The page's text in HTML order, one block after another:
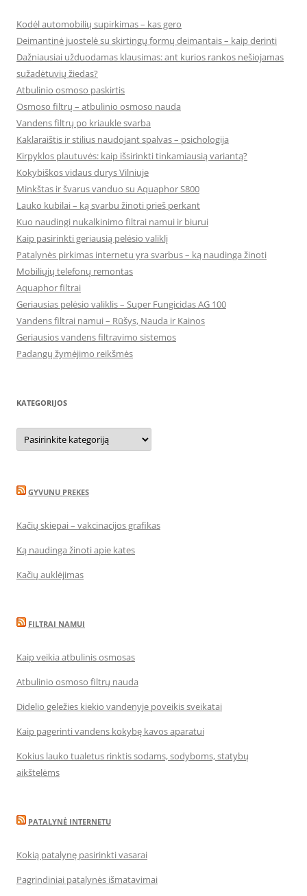
Kodėl automobilių supirkimas – kas gero
Deimantinė juostelė su skirtingų formų deimantais – kaip derinti
Dažniausiai užduodamas klausimas: ant kurios rankos nešiojamas
sužadėtuvių žiedas?
Atbulinio osmoso paskirtis
Osmoso filtrų – atbulinio osmoso nauda
Vandens filtrų po kriaukle svarba
Kaklaraištis ir stilius naudojant spalvas – psichologija
Kirpyklos plautuvės: kaip išsirinkti tinkamiausią variantą?
Kokybiškos vidaus durys Vilniuje
Minkštas ir švarus vanduo su Aquaphor S800
Lauko kubilai – ką svarbu žinoti prieš perkant
Kuo naudingi nukalkinimo filtrai namui ir biurui
Kaip pasirinkti geriausią pelėsio valiklį
Patalynės pirkimas internetu yra svarbus – ką naudinga žinoti
Mobiliųjų telefonų remontas
Aquaphor filtrai
Geriausias pelėsio valiklis – Super Fungicidas AG 100
Vandens filtrai namui – Rūšys, Nauda ir Kainos
Geriausios vandens filtravimo sistemos
Padangų žymėjimo reikšmės
KATEGORIJOS
Kategorijos
GYVUNU PREKES
Kačių skiepai – vakcinacijos grafikas
Ką naudinga žinoti apie kates
Kačių auklėjimas
FILTRAI NAMUI
Kaip veikia atbulinis osmosas
Atbulinio osmoso filtrų nauda
Didelio geležies kiekio vandenyje poveikis sveikatai
Kaip pagerinti vandens kokybę kavos aparatui
Kokius lauko tualetus rinktis sodams, sodyboms, statybų
aikštelėms
PATALYNĖ INTERNETU
Kokią patalynę pasirinkti vasarai
Pagrindiniai patalynės išmatavimai